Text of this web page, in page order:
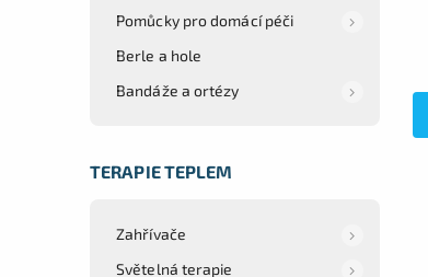
Pomůcky pro domácí péči
Berle a hole
Bandáže a ortézy
TERAPIE TEPLEM
Zahřívače
Světelná terapie